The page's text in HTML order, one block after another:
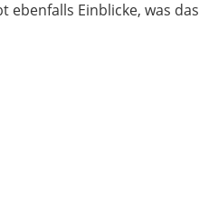
Einblicke, was das